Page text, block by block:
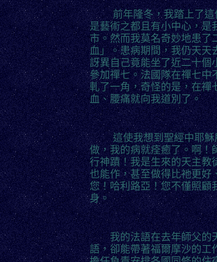
前年隆冬，我踏上了這個
是藝術之都且有小中心，是
市。然而我莫名奇妙地患了
血」。患病期間，我仍天天
訝異自己竟能坐了近二十個
參加禪七。法國隊在禪七中
軋了一角，奇怪的是，在禪
血、腰痛就向我道別了。
這使我想到聖經中耶穌
做，我的病就痊癒了。啊！
行神蹟！我是生來的天主教
也能作，甚至做得比祂更好
您！哈利路亞！您不僅照顧
身。
我的法語在去年師父的天
語，卻能帶著福爾摩沙的工